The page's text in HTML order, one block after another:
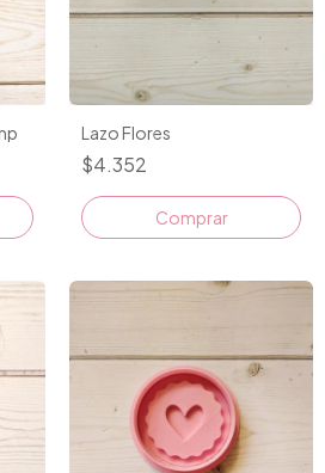
Lazo Flores
$4.352
Comprar